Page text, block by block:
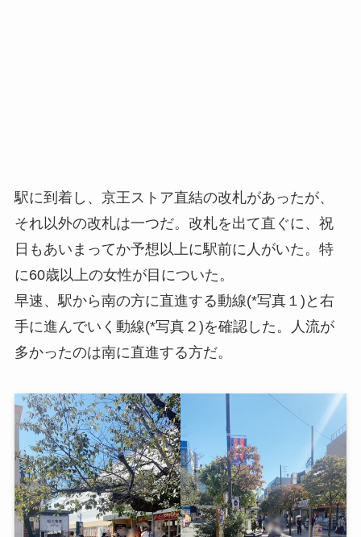
駅に到着し、京王ストア直結の改札があったが、
それ以外の改札は一つだ。改札を出て直ぐに、祝
日もあいまってか予想以上に駅前に人がいた。特
に60歳以上の女性が目についた。
早速、駅から南の方に直進する動線(*写真１)と右
手に進んでいく動線(*写真２)を確認した。人流が
多かったのは南に直進する方だ。